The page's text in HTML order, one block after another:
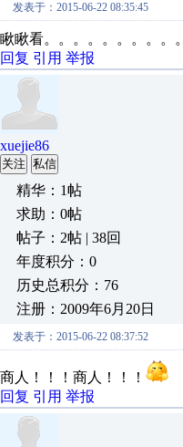
发表于：2015-06-22 08:35:45
瞅瞅看。。。。。。。。。。
回复 引用 举报
xuejie86
关注 私信
精华：1帖
求助：0帖
帖子：2帖 | 38回
年度积分：0
历史总积分：76
注册：2009年6月20日
发表于：2015-06-22 08:37:52
商人！！！商人！！！
回复 引用 举报